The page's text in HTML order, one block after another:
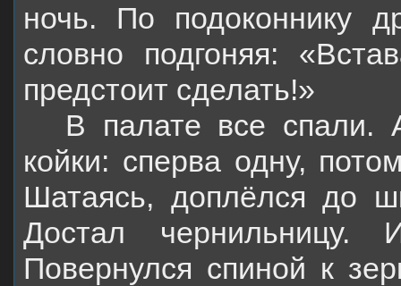
ночь. По подоконнику
словно подгоняя:
предстоит сделать!»
В палате все спали.
койки: сперва одну,
Шатаясь, доплёлся до
Достал чернильницу.
Повернулся спиной к